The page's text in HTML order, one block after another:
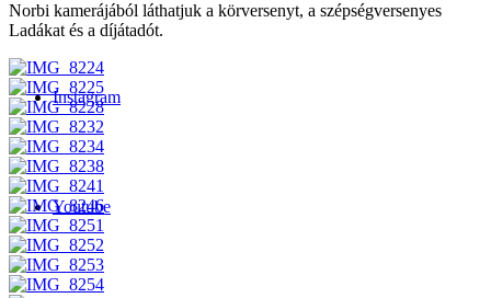
Instagram
Youtube
Norbi kamerájából láthatjuk a körversenyt, a szépségversenyes
Ladákat és a díjátadót.